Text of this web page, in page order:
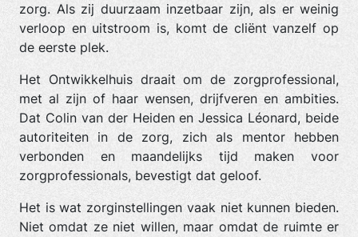
zorg. Als zij duurzaam inzetbaar zijn, als er weinig
verloop en uitstroom is, komt de cliënt vanzelf op
de eerste plek.
Het Ontwikkelhuis draait om de zorgprofessional,
met al zijn of haar wensen, drijfveren en ambities.
Dat Colin van der Heiden en Jessica Léonard, beide
autoriteiten in de zorg, zich als mentor hebben
verbonden en maandelijks tijd maken voor
zorgprofessionals, bevestigt dat geloof.
Het is wat zorginstellingen vaak niet kunnen bieden.
Niet omdat ze niet willen, maar omdat de ruimte er